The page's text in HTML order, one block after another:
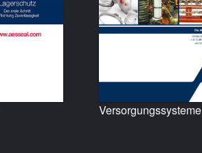
Versorgungssysteme